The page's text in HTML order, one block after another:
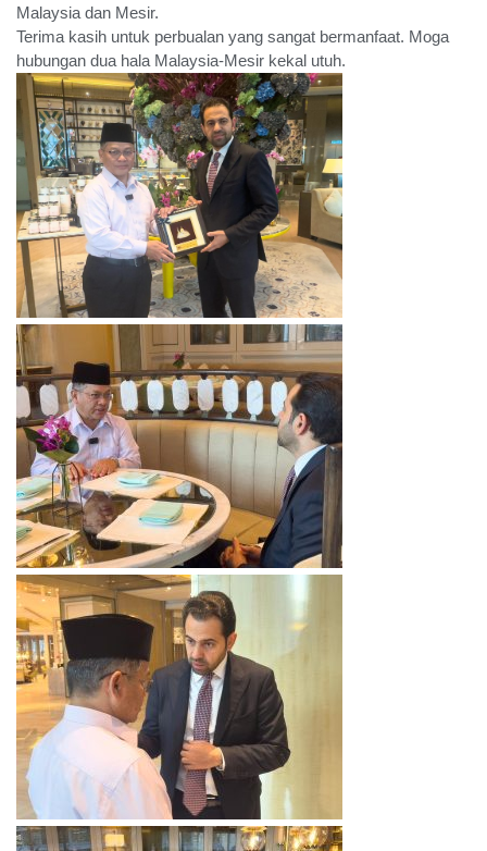
Malaysia dan Mesir.
Terima kasih untuk perbualan yang sangat bermanfaat. Moga
hubungan dua hala Malaysia-Mesir kekal utuh.